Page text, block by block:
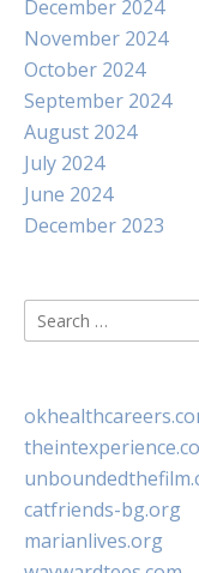
December 2024
November 2024
October 2024
September 2024
August 2024
July 2024
June 2024
December 2023
Search
for:
catfriends-bg.org
marianlives.org